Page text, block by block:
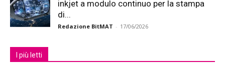
inkjet a modulo continuo per la stampa
di...
Redazione BitMAT - 17/06/2026
I più letti